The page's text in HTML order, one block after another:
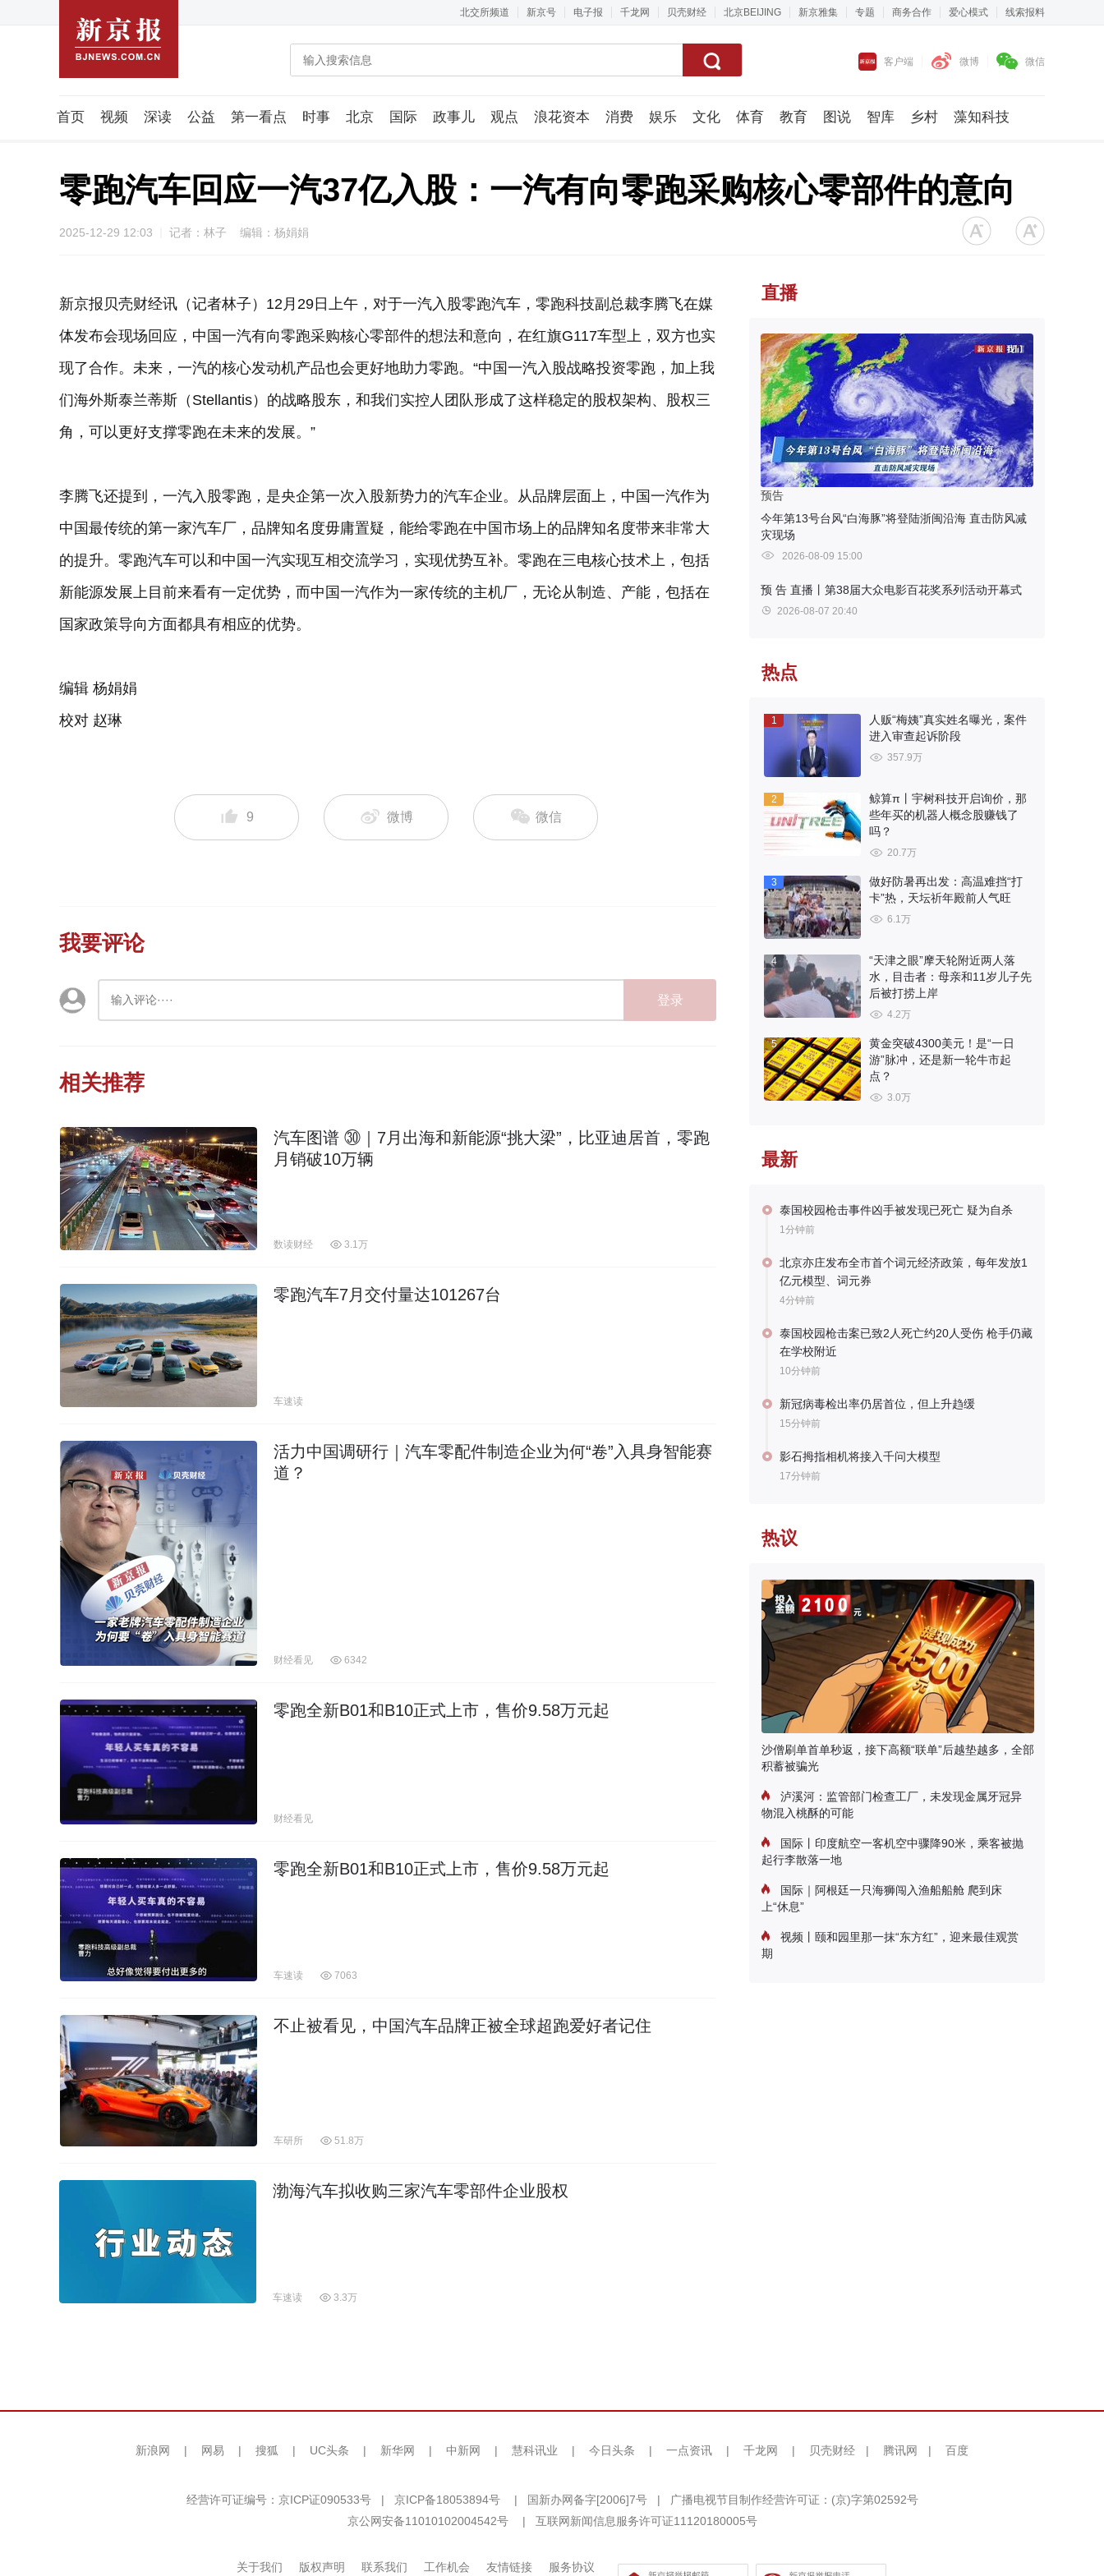
北交所频道 新京号 电子报 千龙网 贝壳财经 北京BEIJING 新京雅集 专题 商务合作 爱心模式 线索报料
客户端 微博 微信
首页 视频 深读 公益 第一看点 时事 北京 国际 政事儿 观点 浪花资本 消费 娱乐 文化 体育 教育 图说 智库 乡村 藻知科技
零跑汽车回应一汽37亿入股：一汽有向零跑采购核心零部件的意向
2025-12-29 12:03 记者：林子 编辑：杨娟娟
新京报贝壳财经讯（记者林子）12月29日上午，对于一汽入股零跑汽车，零跑科技副总裁李腾飞在媒
体发布会现场回应，中国一汽有向零跑采购核心零部件的想法和意向，在红旗G117车型上，双方也实
现了合作。未来，一汽的核心发动机产品也会更好地助力零跑。“中国一汽入股战略投资零跑，加上我
们海外斯泰兰蒂斯（Stellantis）的战略股东，和我们实控人团队形成了这样稳定的股权架构、股权三
角，可以更好支撑零跑在未来的发展。”
李腾飞还提到，一汽入股零跑，是央企第一次入股新势力的汽车企业。从品牌层面上，中国一汽作为
中国最传统的第一家汽车厂，品牌知名度毋庸置疑，能给零跑在中国市场上的品牌知名度带来非常大
的提升。零跑汽车可以和中国一汽实现互相交流学习，实现优势互补。零跑在三电核心技术上，包括
新能源发展上目前来看有一定优势，而中国一汽作为一家传统的主机厂，无论从制造、产能，包括在
国家政策导向方面都具有相应的优势。
编辑 杨娟娟
校对 赵琳
9 微博 微信
我要评论
登录
相关推荐
汽车图谱 ㉚｜7月出海和新能源“挑大梁”，比亚迪居首，零跑
月销破10万辆
数读财经 3.1万
零跑汽车7月交付量达101267台
车速读
活力中国调研行｜汽车零配件制造企业为何“卷”入具身智能赛
道？
财经看见 6342
零跑全新B01和B10正式上市，售价9.58万元起
财经看见
零跑全新B01和B10正式上市，售价9.58万元起
车速读 7063
不止被看见，中国汽车品牌正被全球超跑爱好者记住
车研所 51.8万
渤海汽车拟收购三家汽车零部件企业股权
车速读 3.3万
直播
预告
今年第13号台风“白海豚”将登陆浙闽沿海 直击防风减
灾现场
2026-08-09 15:00
预 告 直播丨第38届大众电影百花奖系列活动开幕式
2026-08-07 20:40
热点
1
人贩“梅姨”真实姓名曝光，案件
进入审查起诉阶段
357.9万
2
鲸算π丨宇树科技开启询价，那
些年买的机器人概念股赚钱了
吗？
20.7万
3
做好防暑再出发：高温难挡“打
卡”热，天坛祈年殿前人气旺
6.1万
4
“天津之眼”摩天轮附近两人落
水，目击者：母亲和11岁儿子先
后被打捞上岸
4.2万
5
黄金突破4300美元！是“一日
游”脉冲，还是新一轮牛市起
点？
3.0万
最新
泰国校园枪击事件凶手被发现已死亡 疑为自杀
1分钟前
北京亦庄发布全市首个词元经济政策，每年发放1
亿元模型、词元券
4分钟前
泰国校园枪击案已致2人死亡约20人受伤 枪手仍藏
在学校附近
10分钟前
新冠病毒检出率仍居首位，但上升趋缓
15分钟前
影石拇指相机将接入千问大模型
17分钟前
热议
沙僧刷单首单秒返，接下高额“联单”后越垫越多，全部
积蓄被骗光
泸溪河：监管部门检查工厂，未发现金属牙冠异
物混入桃酥的可能
国际丨印度航空一客机空中骤降90米，乘客被抛
起行李散落一地
国际｜阿根廷一只海狮闯入渔船船舱 爬到床
上“休息”
视频丨颐和园里那一抹“东方红”，迎来最佳观赏
期
新浪网 | 网易 | 搜狐 | UC头条 | 新华网 | 中新网 | 慧科讯业 | 今日头条 | 一点资讯 | 千龙网 | 贝壳财经 | 腾讯网 | 百度
经营许可证编号：京ICP证090533号 | 京ICP备18053894号 | 国新办网备字[2006]7号 |
广播电视节目制作经营许可证：(京)字第02592号
京公网安备11010102004542号
| 互联网新闻信息服务许可证11120180005号
关于我们 版权声明 联系我们 工作机会 友情链接 服务协议